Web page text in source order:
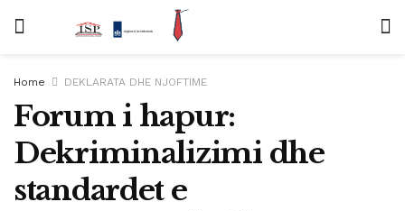
Home DEKLARATA DHE NJOFTIME
Forum i hapur:
Dekriminalizimi dhe
standardet e